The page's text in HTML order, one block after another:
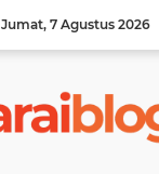
Jumat 7 Agustus 2026